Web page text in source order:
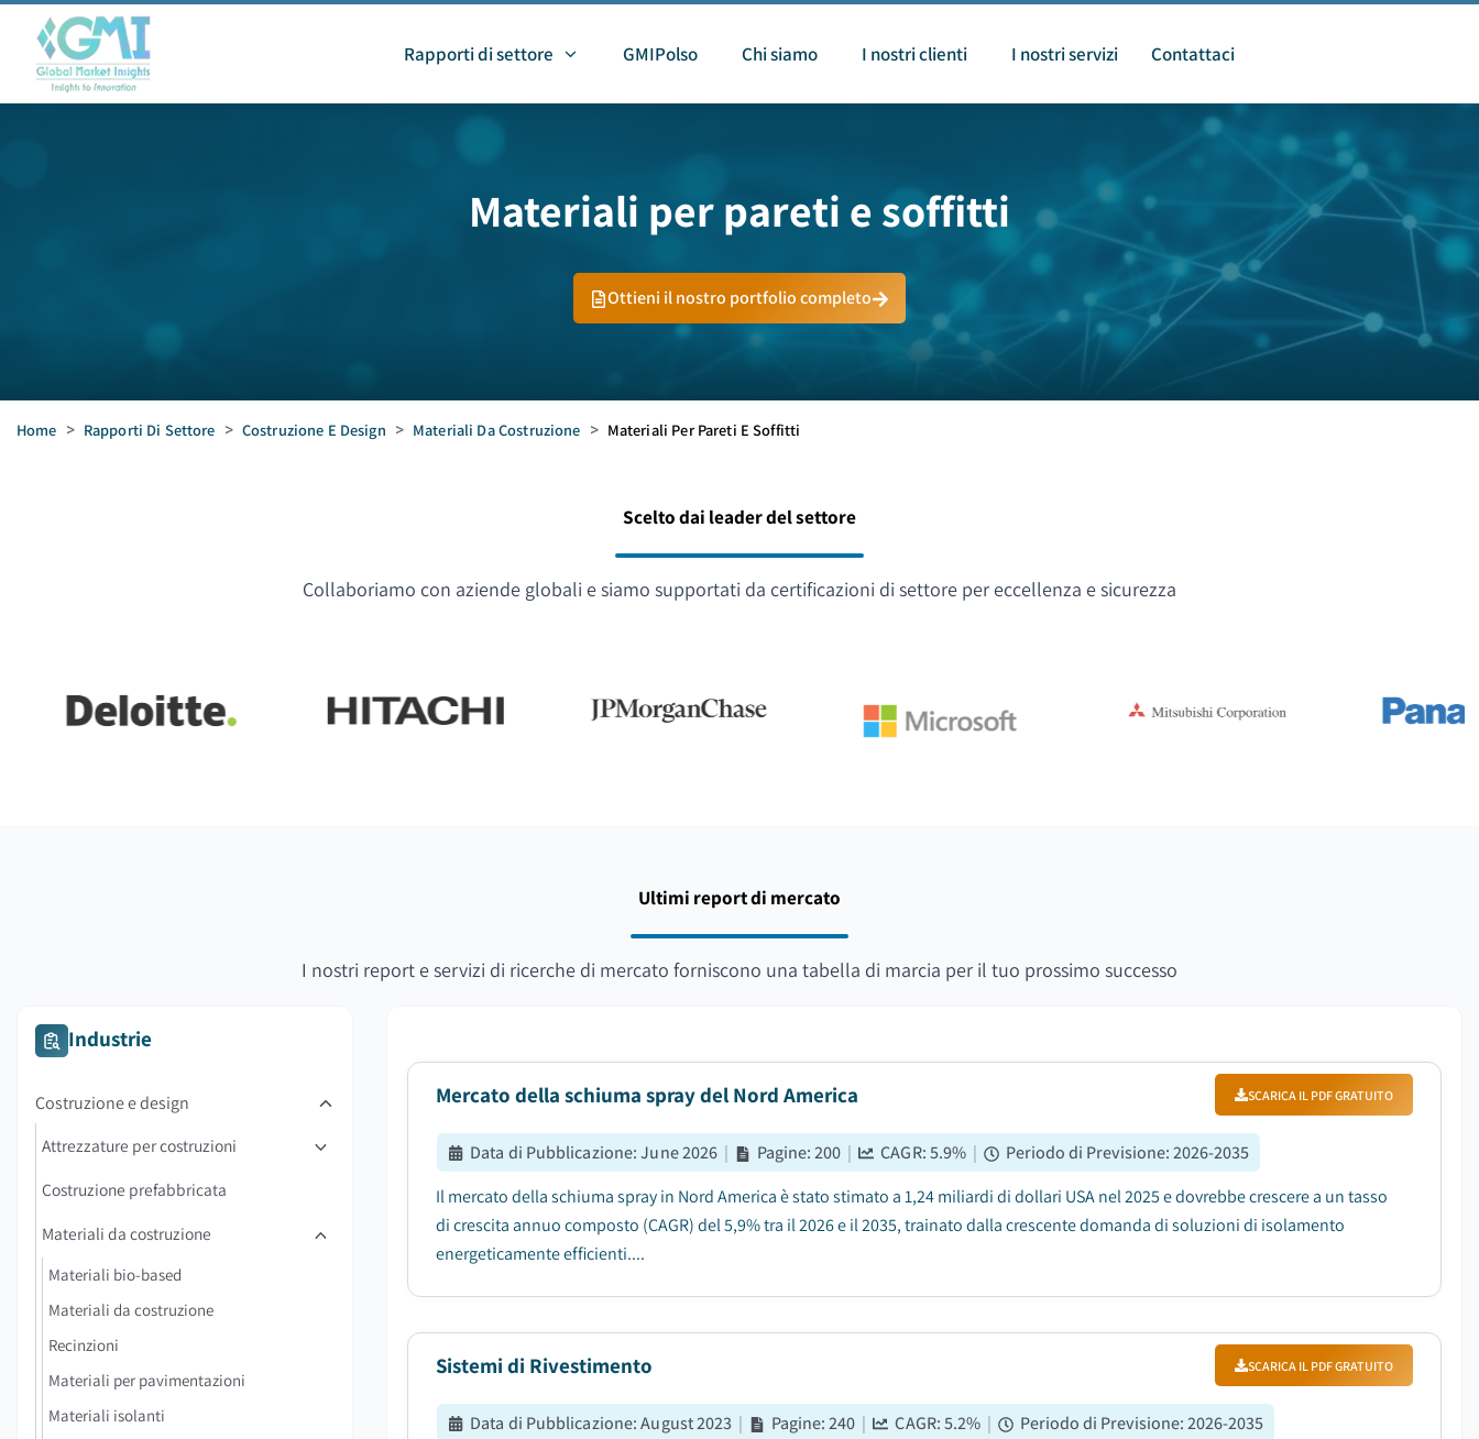
Rapporti di settore GMIPolso Chi siamo I nostri clienti I nostri servizi Contattaci
Materiali per pareti e soffitti
Ottieni il nostro portfolio completo
Home > Rapporti Di Settore > Costruzione E Design > Materiali Da Costruzione > Materiali Per Pareti E Soffitti
Scelto dai leader del settore
Collaboriamo con aziende globali e siamo supportati da certificazioni di settore per eccellenza e sicurezza
Ultimi report di mercato
I nostri report e servizi di ricerche di mercato forniscono una tabella di marcia per il tuo prossimo successo
Industrie
Costruzione e design
Attrezzature per costruzioni
Costruzione prefabbricata
Materiali da costruzione
Materiali bio-based
Materiali da costruzione
Recinzioni
Materiali per pavimentazioni
Materiali isolanti
Mercato della schiuma spray del Nord America SCARICA IL PDF GRATUITO
Data di Pubblicazione:June 2026 | Pagine:200 | CAGR:5.9% | Periodo di Previsione:2026-2035
Il mercato della schiuma spray in Nord America è stato stimato a 1,24 miliardi di dollari USA nel 2025 e dovrebbe crescere a un tasso
di crescita annuo composto (CAGR) del 5,9% tra il 2026 e il 2035, trainato dalla crescente domanda di soluzioni di isolamento
energeticamente efficienti....
Sistemi di Rivestimento SCARICA IL PDF GRATUITO
Data di Pubblicazione:August 2023 | Pagine:240 | CAGR:5.2% | Periodo di Previsione:2026-2035